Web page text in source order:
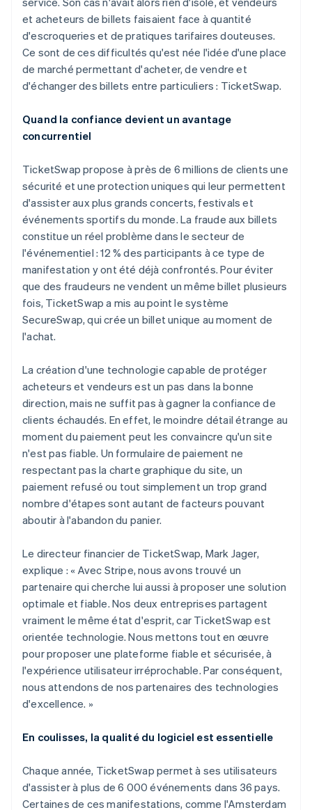
Découvrez les prochaines évolutions
Prévention de la fraude
Atlas
Constitution de start-up
Identity
Stripe Sessions 2026
Découvrez comment Stripe construit l’infrastructure
Regarder la vidéo
Commerce en ligne
Écosystème
Partenaires
et acheteurs de billets faisaient face à quantité
d'escroqueries et de pratiques tarifaires douteuses.
Ce sont de ces difficultés qu'est née l'idée d'une place
de marché permettant d'acheter, de vendre et
d'échanger des billets entre particuliers : TicketSwap.
Quand la confiance devient un avantage
concurrentiel
TicketSwap propose à près de 6 millions de clients une
sécurité et une protection uniques qui leur permettent
d'assister aux plus grands concerts, festivals et
événements sportifs du monde. La fraude aux billets
constitue un réel problème dans le secteur de
l'événementiel : 12 % des participants à ce type de
manifestation y ont été déjà confrontés. Pour éviter
que des fraudeurs ne vendent un même billet plusieurs
fois, TicketSwap a mis au point le système
SecureSwap, qui crée un billet unique au moment de
l'achat.
La création d'une technologie capable de protéger
acheteurs et vendeurs est un pas dans la bonne
direction, mais ne suffit pas à gagner la confiance de
clients échaudés. En effet, le moindre détail étrange au
moment du paiement peut les convaincre qu'un site
n'est pas fiable. Un formulaire de paiement ne
respectant pas la charte graphique du site, un
paiement refusé ou tout simplement un trop grand
nombre d'étapes sont autant de facteurs pouvant
aboutir à l'abandon du panier.
Le directeur financier de TicketSwap, Mark Jager,
explique : « Avec Stripe, nous avons trouvé un
partenaire qui cherche lui aussi à proposer une solution
optimale et fiable. Nos deux entreprises partagent
vraiment le même état d'esprit, car TicketSwap est
orientée technologie. Nous mettons tout en œuvre
pour proposer une plateforme fiable et sécurisée, à
l'expérience utilisateur irréprochable. Par conséquent,
nous attendons de nos partenaires des technologies
d'excellence. »
En coulisses, la qualité du logiciel est essentielle
Chaque année, TicketSwap permet à ses utilisateurs
d'assister à plus de 6 000 événements dans 36 pays.
Certaines de ces manifestations, comme l'Amsterdam